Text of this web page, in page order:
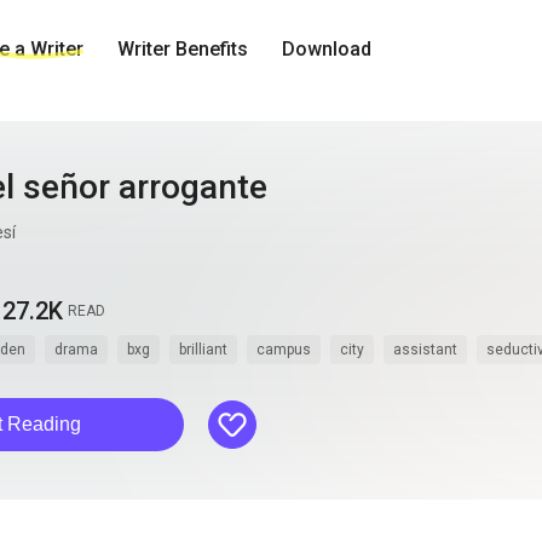
a Writer Writer Benefits Download
señor arrogante
27.2K READ
drama bxg brilliant campus city assistant
Reading like